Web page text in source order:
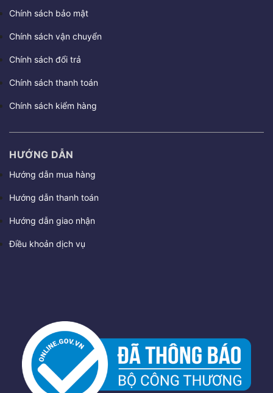
Chính sách bảo mật
Chính sách vận chuyển
Chính sách đổi trả
Chính sách thanh toán
Chính sách kiểm hàng
HƯỚNG DẪN
Hướng dẫn mua hàng
Hướng dẫn thanh toán
Hướng dẫn giao nhận
Điều khoản dịch vụ